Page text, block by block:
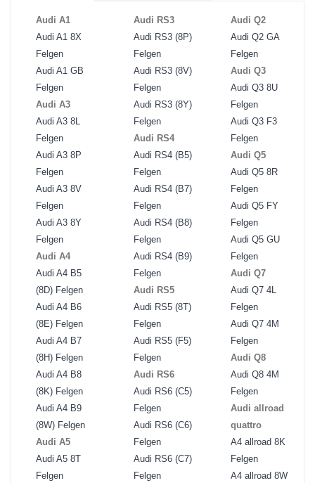
Audi A1
Audi A1 8X
Felgen
Audi A1 GB
Felgen
Audi A3
Audi A3 8L
Felgen
Audi A3 8P
Felgen
Audi A3 8V
Felgen
Audi A3 8Y
Felgen
Audi A4
Audi A4 B5
(8D) Felgen
Audi A4 B6
(8E) Felgen
Audi A4 B7
(8H) Felgen
Audi A4 B8
(8K) Felgen
Audi A4 B9
(8W) Felgen
Audi A5
Audi A5 8T
Felgen
Audi RS3
Audi RS3 (8P)
Felgen
Audi RS3 (8V)
Felgen
Audi RS3 (8Y)
Felgen
Audi RS4
Audi RS4 (B5)
Felgen
Audi RS4 (B7)
Felgen
Audi RS4 (B8)
Felgen
Audi RS4 (B9)
Felgen
Audi RS5
Audi RS5 (8T)
Felgen
Audi RS5 (F5)
Felgen
Audi RS6
Audi RS6 (C5)
Felgen
Audi RS6 (C6)
Felgen
Audi RS6 (C7)
Felgen
Audi Q2
Audi Q2 GA
Felgen
Audi Q3
Audi Q3 8U
Felgen
Audi Q3 F3
Felgen
Audi Q5
Audi Q5 8R
Felgen
Audi Q5 FY
Felgen
Audi Q5 GU
Felgen
Audi Q7
Audi Q7 4L
Felgen
Audi Q7 4M
Felgen
Audi Q8
Audi Q8 4M
Felgen
Audi allroad
quattro
A4 allroad 8K
Felgen
A4 allroad 8W